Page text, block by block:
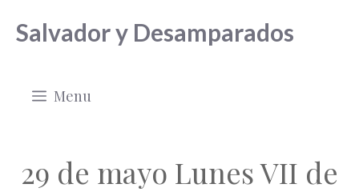
Salvador y Desamparados
Menu
29 de mayo Lunes VII de